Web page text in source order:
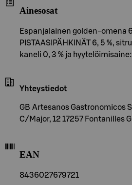
Ainesosat
Espanjalainen golden-omena
PISTAASIPÄHKINÄT 6, 5 %,
kaneli 0, 3 % ja
Yhteystiedot
GB Artesanos Gastronomicos
C/Major, 12 17257 Fontanilles
EAN
8436027679721